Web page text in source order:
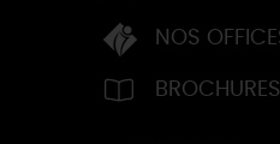
NOS
BROCHURES